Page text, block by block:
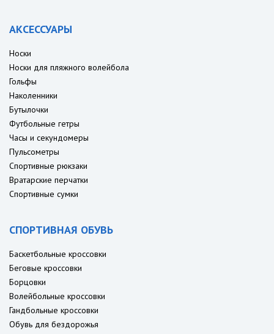
АКСЕССУАРЫ
Носки
Носки для пляжного волейбола
Гольфы
Наколенники
Бутылочки
Футбольные гетры
Часы и секундомеры
Пульсометры
Спортивные рюкзаки
Вратарские перчатки
Спортивные сумки
СПОРТИВНАЯ ОБУВЬ
Баскетбольные кроссовки
Беговые кроссовки
Борцовки
Волейбольные кроссовки
Гандбольные кроссовки
Обувь для бездорожья